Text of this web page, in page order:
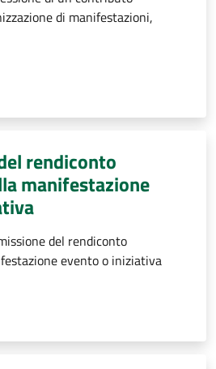
di manifestazioni,
rendiconto
manifestazione
del rendiconto
evento o iniziativa